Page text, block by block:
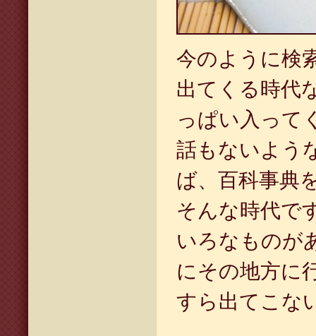
今のように検
出てくる時代
っぱい入って
話もないよう
ば、百科事典
そんな時代で
いろなものが
にその地方に
すら出てこな